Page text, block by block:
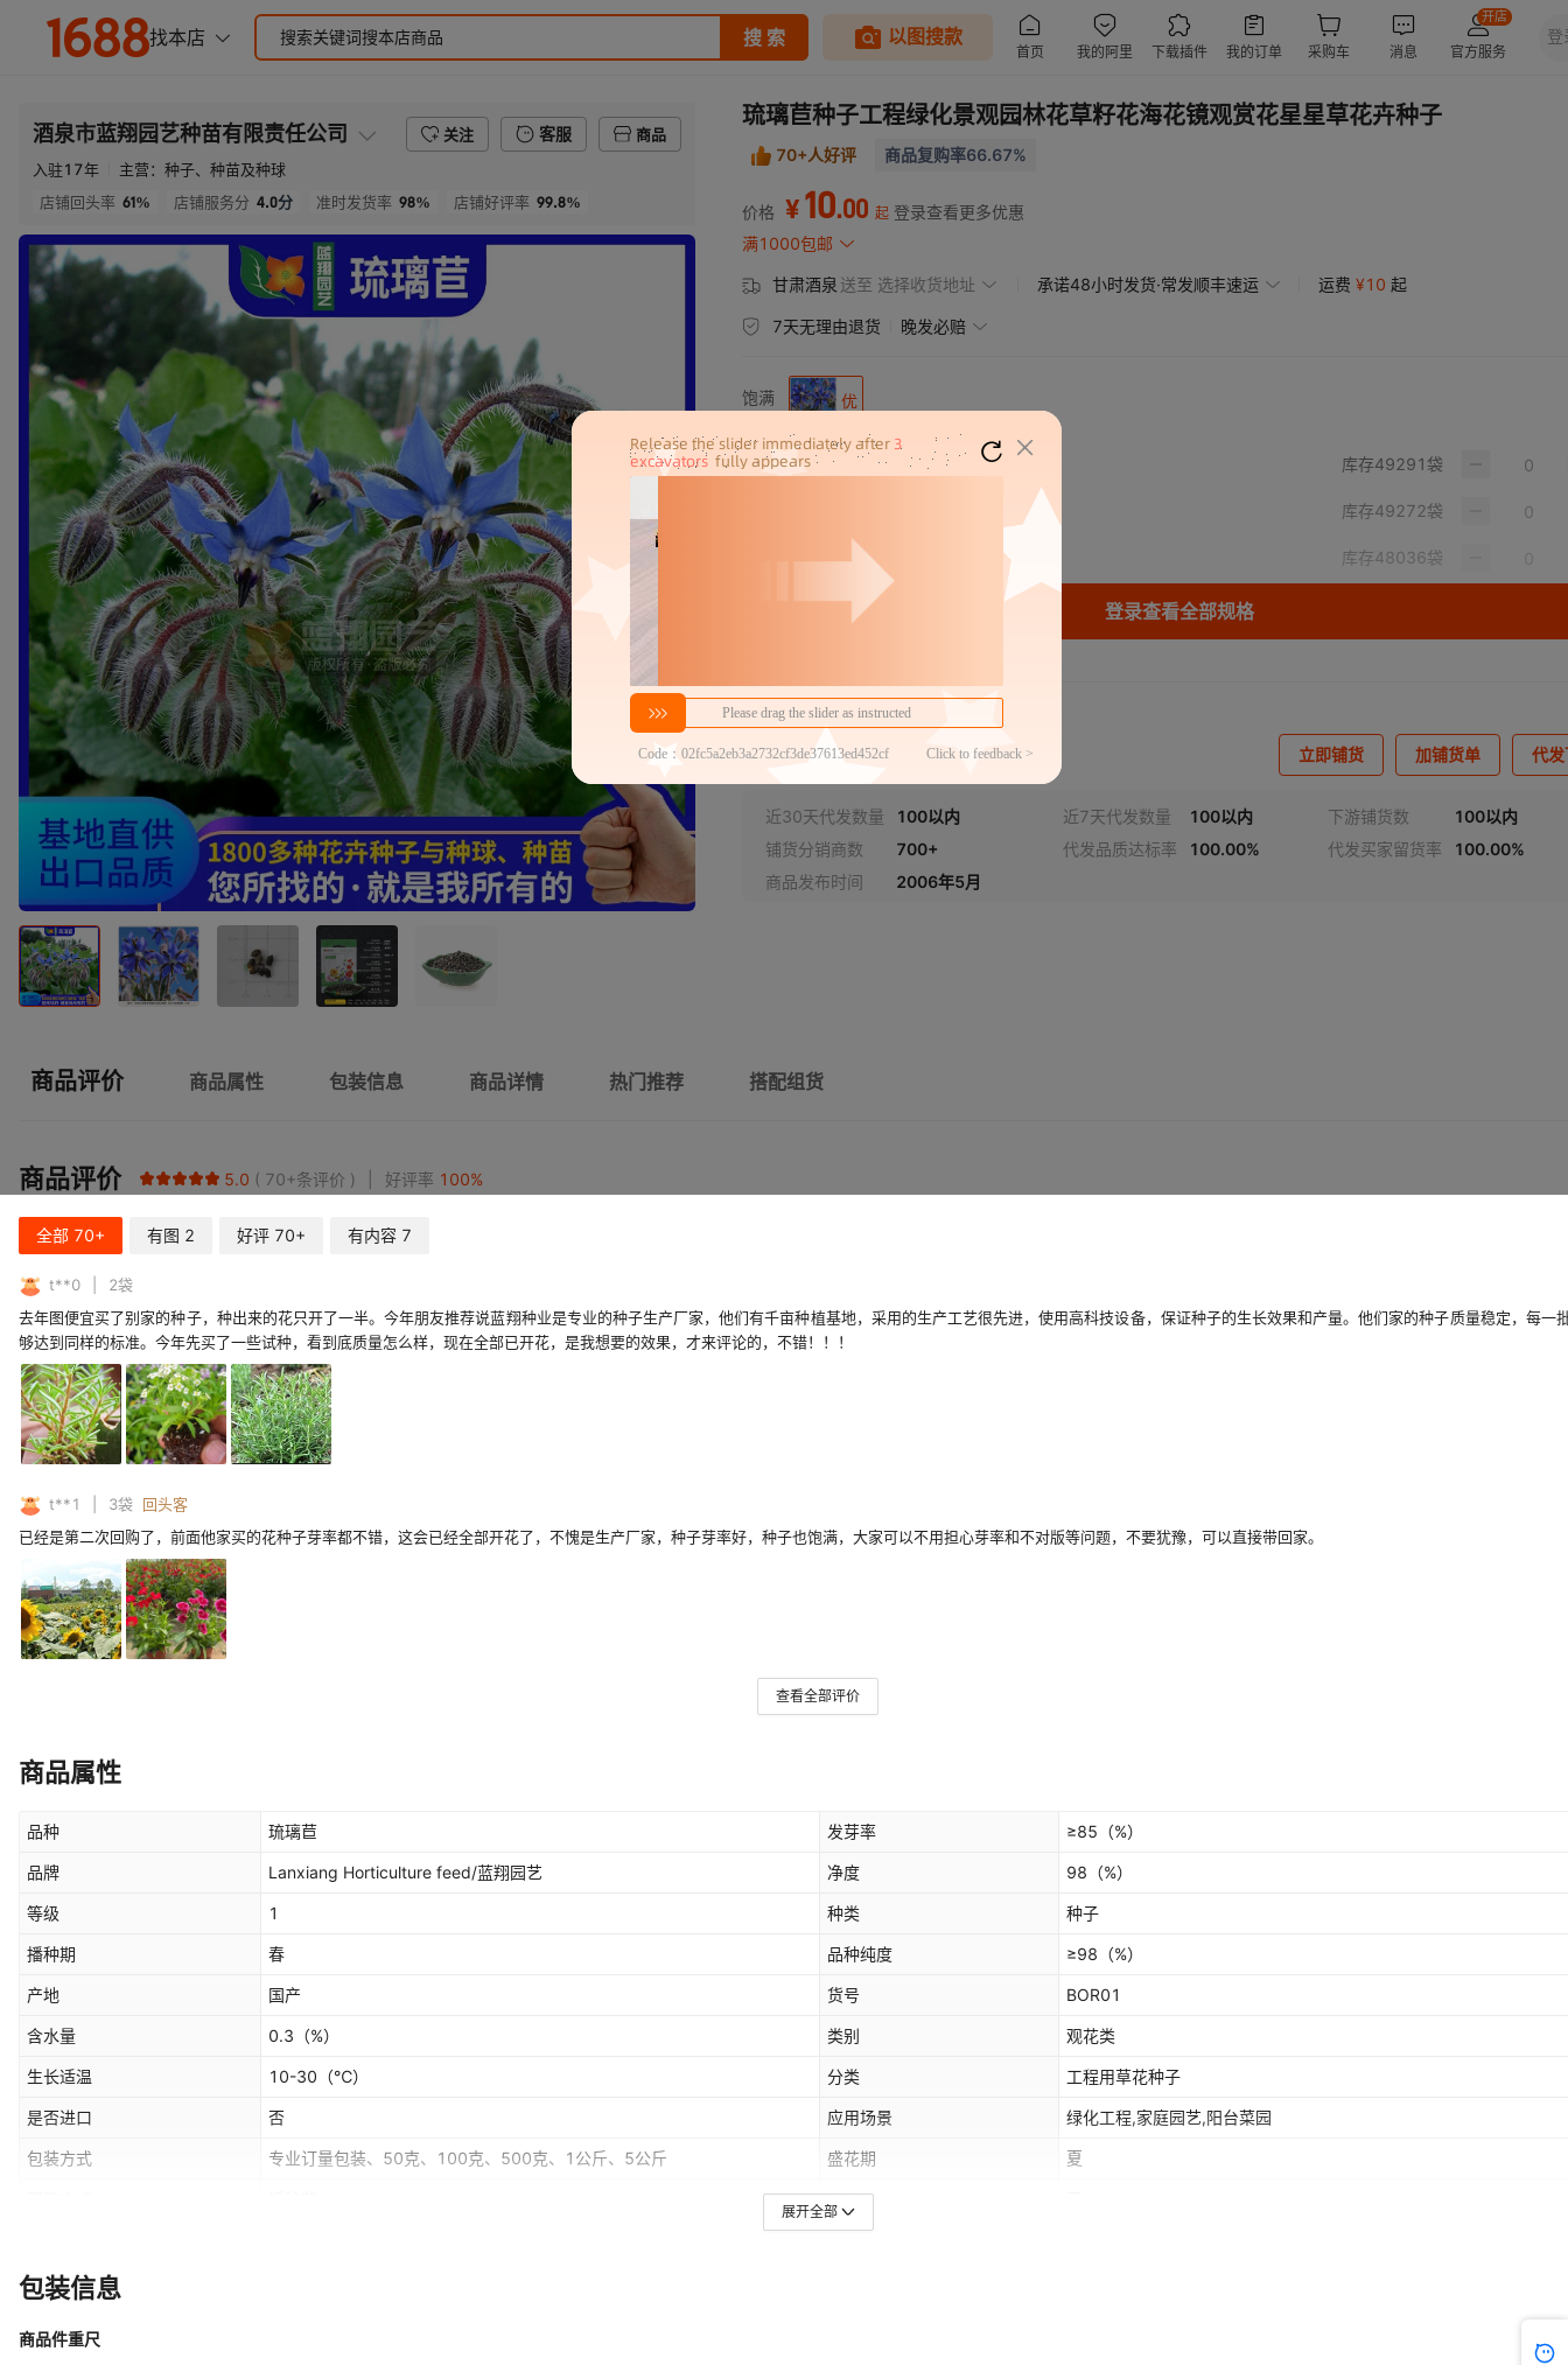
酒泉市蓝翔园艺种苗有限责任公司 关注 客服
商品
入驻17年 主营： 种子、种苗及种球
店铺回头率 61% 店铺服务分 4.0分 准时发货率 98% 店铺好评率 99.8%
琉璃苣种子工程绿化景观园林花草籽花海花镜观赏花星星草花卉种子
70+人好评 商品复购率66.67%
价格 ¥10.00 起 登录查看更多优惠
满1000包邮
甘肃酒泉 送至 选择收货地址 承诺48小时发货·常发顺丰速运 运费 ¥10 起
7天无理由退货 晚发必赔
饱满
优
百粒
BOR01琉璃苣5000粒 库存49291袋
库存49272袋
BOR01琉璃苣100克 库存48036袋
登录查看全部规格
密文代发
1件价格￥10 官方仓退货 立即铺货 加铺货单 代
近30天代发数量 100以内 近7天代发数量 100以内 下游铺货数
100以内
铺货分销商数
700+ 代发品质达标率 100.00% 代发买家留货率
100.00%
商品发布时间
2006年5月
商品评价 商品属性 包装信息 商品详情 热门推荐 搭配组货
商品评价 5.0 70+条评价 好评率 100%
全部 70+ 有图 2 好评 70+ 有内容 7
t**0 2袋
去年图便宜买了别家的种子，种出来的花只开了一半。今年朋友推荐说蓝翔种业是专业的种子生产厂家，他们有千亩种植基地，采用的生产工艺很先进，使用高科技设备，保证种子的生长效果和产量。他们家的种子质量稳定，每一
够达到同样的标准。今年先买了一些试种，看到底质量怎么样，现在全部已开花，是我想要的效果，才来评论的，不错！！！
t**1 3袋 回头客
已经是第二次回购了，前面他家买的花种子芽率都不错，这会已经全部开花了，不愧是生产厂家，种子芽率好，种子也饱满，大家可以不用担心芽率和不对版等问题，不要犹豫，可以直接带回家。
查看全部评价
商品属性
品种 琉璃苣 发芽率 ≥85 （%）
品牌 Lanxiang Horticulture feed/蓝翔园艺 净度 98 （%）
等级 1 种类 种子
播种期 春 品种纯度 ≥98 （%）
产地 国产 货号 BOR01
含水量 0.3 （%） 类别 观花类
生长适温 10-30 （℃） 分类 工程用草花种子
是否进口 否 应用场景 绿化工程,家庭园艺,阳台菜园
包装方式 专业订量包装、50克、100克、500克、1公斤、5公斤 盛花期 夏
病虫害
主要下游平台
展开全部
包装信息
商品件重尺